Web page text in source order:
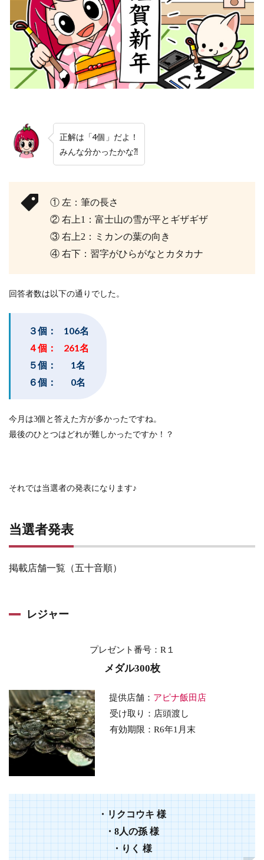
正解は「4個」だよ！
みんな分かったかな⁈
① 左：筆の長さ
② 右上1：富士山の雪が平とギザギザ
③ 右上2：ミカンの葉の向き
④ 右下：習字がひらがなとカタカナ
回答者数は以下の通りでした。
３個： 106名
４個： 261名
５個： 1名
６個： 0名
今月は3個と答えた方が多かったですね。
最後のひとつはどれが難しかったですか！？
それでは当選者の発表になります♪
当選者発表
掲載店舗一覧（五十音順）
レジャー
プレゼント番号：R１
メダル300枚
提供店舗： アピナ飯田店
受け取り：店頭渡し
有効期限：R6年1月末
・リクコウキ様
・8人の孫様
・りく様